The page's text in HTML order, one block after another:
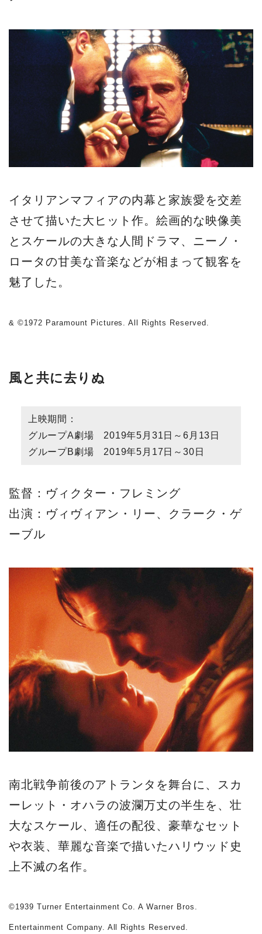
イタリアンマフィアの内幕と家族愛を交差
させて描いた大ヒット作。絵画的な映像美
とスケールの大きな人間ドラマ、ニーノ・
ロータの甘美な音楽などが相まって観客を
魅了した。
& ©1972 Paramount Pictures. All Rights Reserved.
風と共に去りぬ
上映期間：
グループA劇場 2019年5月31日～6月13日
グループB劇場 2019年5月17日～30日
監督：ヴィクター・フレミング
出演：ヴィヴィアン・リー、クラーク・ゲ
ーブル
南北戦争前後のアトランタを舞台に、スカ
ーレット・オハラの波瀾万丈の半生を、壮
大なスケール、適任の配役、豪華なセット
や衣装、華麗な音楽で描いたハリウッド史
上不滅の名作。
©1939 Turner Entertainment Co. A Warner Bros.
Entertainment Company. All Rights Reserved.